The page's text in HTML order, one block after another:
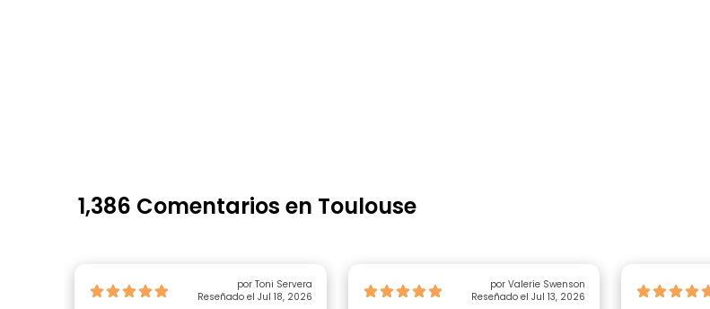
1,386 Comentarios en Toulouse
por Toni Servera
Reseñado el Jul 18, 2026
por Valerie Swenson
Reseñado el Jul 13, 2026